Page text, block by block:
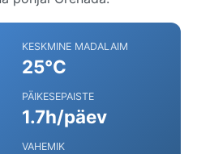
KESKMINE MADALAIM
25°C
PÄIKESEPAISTE
1.7h/päev
VAHEMIK